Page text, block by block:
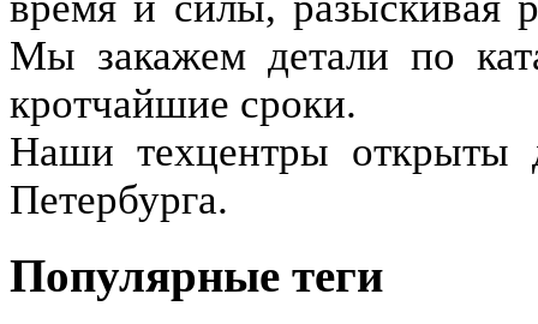
Мы закажем детали по
кротчайшие сроки.
Наши техцентры открыты
Петербурга.
Популярные теги